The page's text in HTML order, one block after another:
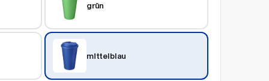
grün
mittelblau